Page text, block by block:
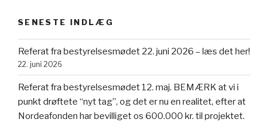
SENESTE INDLÆG
Referat fra bestyrelsesmødet 22. juni 2026 – læs det her!
22. juni 2026
Referat fra bestyrelsesmødet 12. maj. BEMÆRK at vi i
punkt drøftete “nyt tag”, og det er nu en realitet, efter at
Nordeafonden har bevilliget os 600.000 kr. til projektet.